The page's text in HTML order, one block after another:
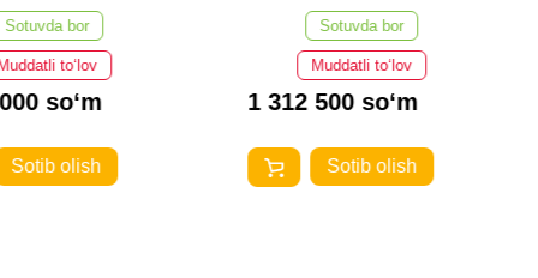
Sotuvda bor
to‘lov
so‘m
Sotib olish
Sotuvda bor
Muddatli to‘lov
1 312 500 so‘m
Sotib olish